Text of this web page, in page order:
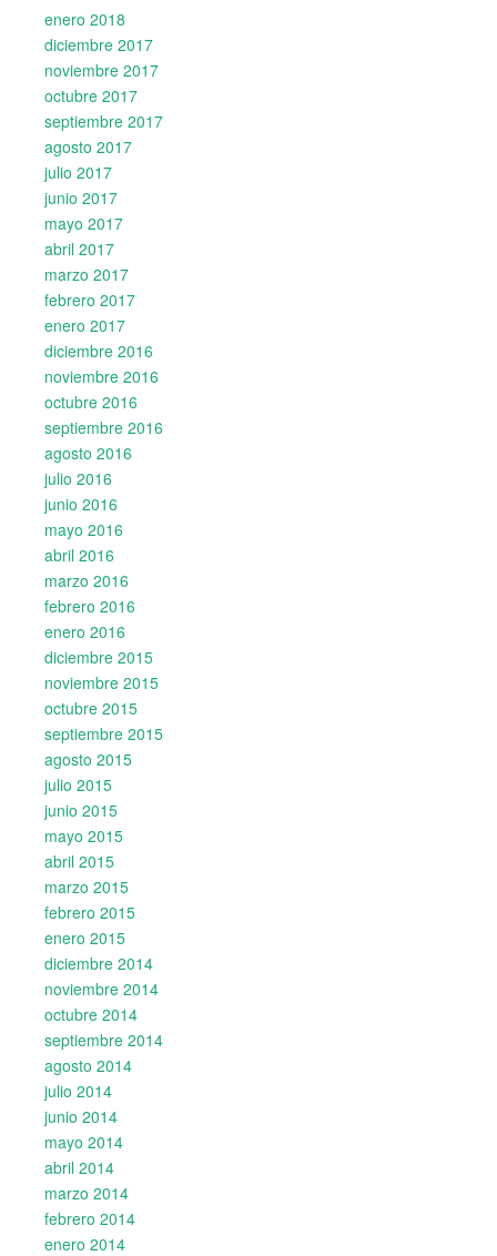
enero 2018
diciembre 2017
noviembre 2017
octubre 2017
septiembre 2017
agosto 2017
julio 2017
junio 2017
mayo 2017
abril 2017
marzo 2017
febrero 2017
enero 2017
diciembre 2016
noviembre 2016
octubre 2016
septiembre 2016
agosto 2016
julio 2016
junio 2016
mayo 2016
abril 2016
marzo 2016
febrero 2016
enero 2016
diciembre 2015
noviembre 2015
octubre 2015
septiembre 2015
agosto 2015
julio 2015
junio 2015
mayo 2015
abril 2015
marzo 2015
febrero 2015
enero 2015
diciembre 2014
noviembre 2014
octubre 2014
septiembre 2014
agosto 2014
julio 2014
junio 2014
mayo 2014
abril 2014
marzo 2014
febrero 2014
enero 2014